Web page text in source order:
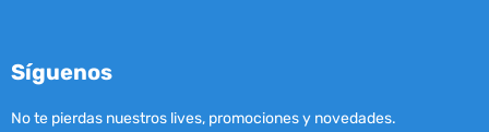
Síguenos
No te pierdas nuestros lives, promociones y novedades.